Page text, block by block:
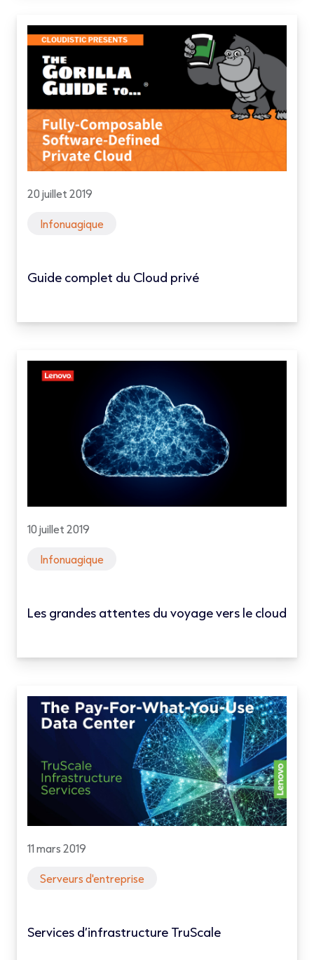
20 juillet 2019
Infonuagique
Guide complet du Cloud privé
10 juillet 2019
Infonuagique
Les grandes attentes du voyage vers le cloud
11 mars 2019
Serveurs d'entreprise
Services d’infrastructure TruScale